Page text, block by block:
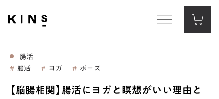
Corporate Website
腸活
腸活
ヨガ ポーズ
【脳腸相関】腸活にヨガと瞑想がいい理由と